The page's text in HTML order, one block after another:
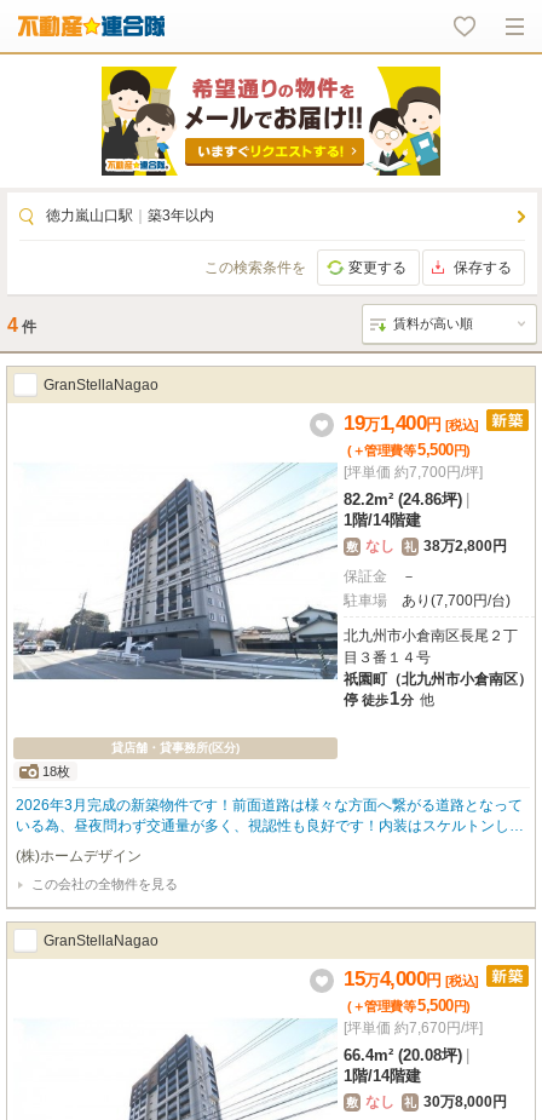
徳力嵐山口駅 築3年以内
この検索条件を 変更する 保存する
4 件
GranStellaNagao
貸店舗・貸事務所(区分)
18枚
19万1,400円 [税込]
(＋管理費等5,500円)
[坪単価 約7,700円/坪]
82.2m² (24.86坪)
1階/14階建
敷 なし 礼 38万2,800円
保証金
－
駐車場
あり(7,700円/台)
北九州市小倉南区長尾２丁
目３番１４号
祇園町（北九州市小倉南区）
停 徒歩1分 他
2026年3月完成の新築物件です！前面道路は様々な方面へ繋がる道路となって
いる為、昼夜問わず交通量が多く、視認性も良好です！内装はスケルトンしよ
うとなっており、自分だけの店舗をイチから作ることができます☆
(株)ホームデザイン
この会社の全物件を見る
GranStellaNagao
15万4,000円 [税込]
(＋管理費等5,500円)
[坪単価 約7,670円/坪]
66.4m² (20.08坪)
1階/14階建
敷 なし 礼 30万8,000円